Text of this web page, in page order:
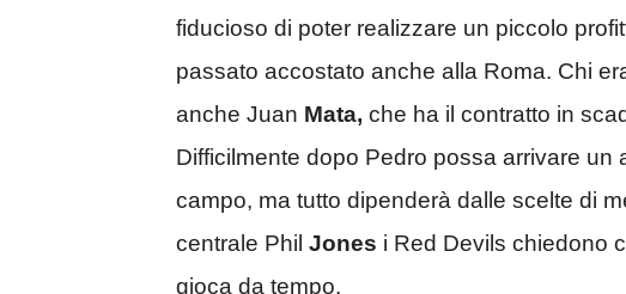
fiducioso di poter realizzare un piccolo
passato accostato anche alla Roma. Chi
anche Juan Mata, che ha il contratto in
Difficilmente dopo Pedro possa arrivare un
campo, ma tutto dipenderà dalle scelte di
centrale Phil Jones i Red Devils chiedono
gioca da tempo.